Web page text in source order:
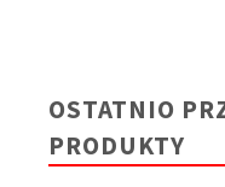
OSTATNIO
PRODUKTY